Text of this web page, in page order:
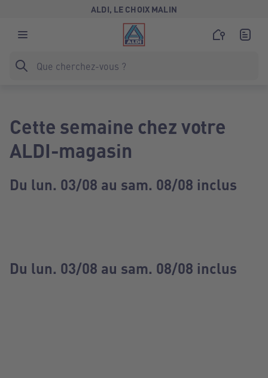
ALDI, LE CHOIX MALIN
Cette semaine chez votre
ALDI-magasin
Du lun. 03/08 au sam. 08/08 inclus
Du lun. 03/08 au sam. 08/08 inclus